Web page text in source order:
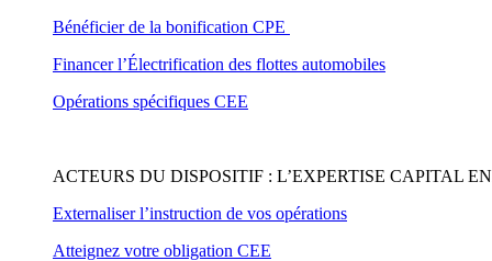
Bénéficier de la bonification CPE
Financer l’Électrification des flottes automobiles
Opérations spécifiques CEE
ACTEURS DU DISPOSITIF : L’EXPERTISE CAPITAL
Externaliser l’instruction de vos opérations
Atteignez votre obligation CEE